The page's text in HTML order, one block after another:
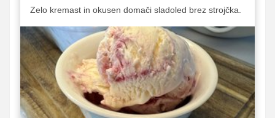
Zelo kremast in okusen domači sladoled brez strojčka.